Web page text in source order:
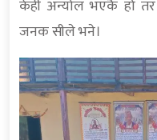
केही अन्योल भएकै हो
जनक सीले भने।